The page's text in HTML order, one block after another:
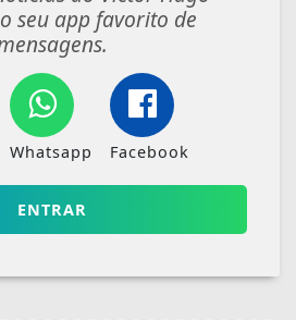
seu app favorito de
Whatsapp Facebook
ENTRAR